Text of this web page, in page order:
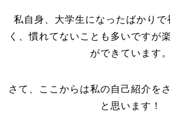
私自身、大学生になったばかりで
く、慣れてないことも多いですが
ができています。
さて、ここからは私の自己紹介を
と思います！